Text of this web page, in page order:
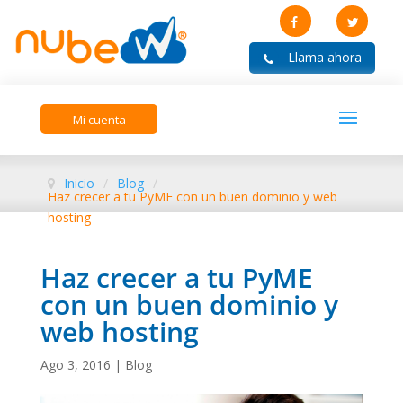
Mi cuenta
Inicio / Blog /
Haz crecer a tu PyME con un buen dominio y web
hosting
Haz crecer a tu PyME
con un buen dominio y
web hosting
Ago 3, 2016 | Blog